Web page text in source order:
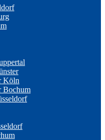
Köln
Bochum